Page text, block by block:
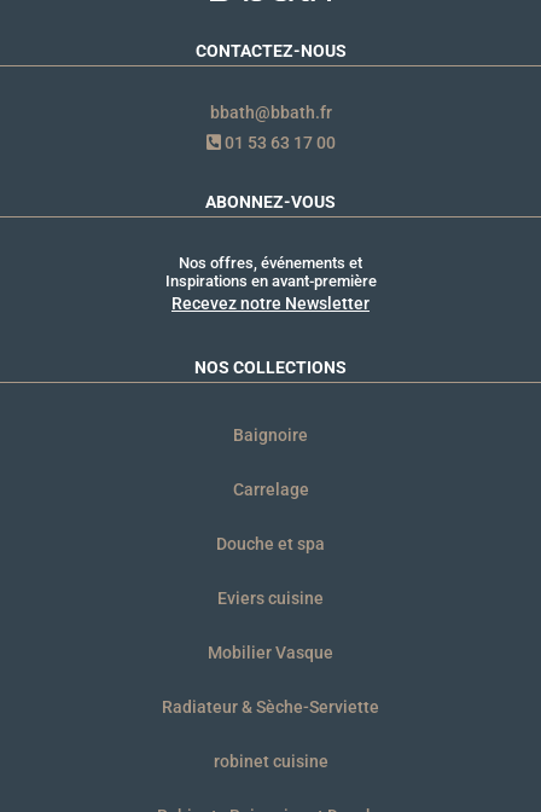
CONTACTEZ-NOUS
bbath@bbath.fr
01 53 63 17 00
ABONNEZ-VOUS
Nos offres, événements et
Inspirations en avant-première
Recevez notre Newsletter
NOS COLLECTIONS
Baignoire
Carrelage
Douche et spa
Eviers cuisine
Mobilier Vasque
Radiateur & Sèche-Serviette
robinet cuisine